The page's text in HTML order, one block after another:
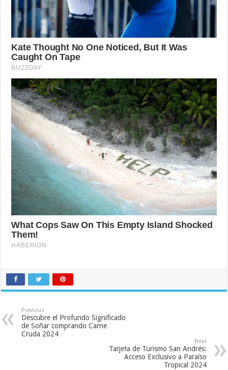
Previous
Descubre el Profundo Significado
de Soñar comprando Carne
Cruda 2024
Next
Tarjeta de Turismo San Andrés:
Acceso Exclusivo a Paraíso
Tropical 2024